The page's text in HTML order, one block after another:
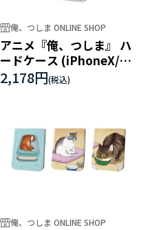
俺、つしま ONLINE SHOP
アニメ『俺、つしま』 ハ
ードケース (iPhoneX/XS
兼用) 01/松ぼっくりデザ
イン
2,178円
俺、つしま ONLINE SHOP